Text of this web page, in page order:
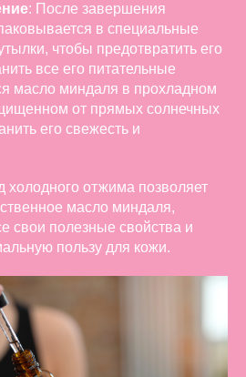
: После завершения
в специальные
чтобы предотвратить его
все его питательные
масло миндаля в прохладном
от прямых солнечных
его свежесть и
холодного отжима позволяет
масло миндаля,
свои полезные свойства и
пользу для кожи.